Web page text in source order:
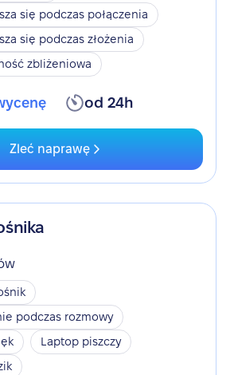
się podczas połączenia
się podczas złożenia
zbliżeniowa
od 24h
Zleć naprawę
podczas rozmowy
Laptop piszczy